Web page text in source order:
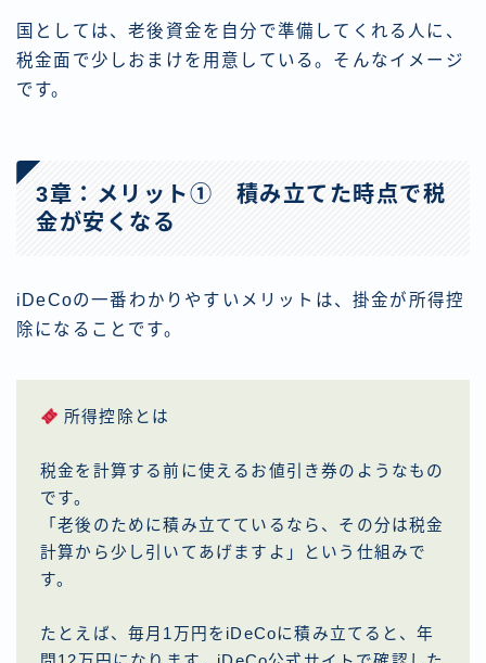
国としては、老後資金を自分で準備してくれる人に、
税金面で少しおまけを用意している。そんなイメージ
です。
3章：メリット① 積み立てた時点で税
金が安くなる
iDeCoの一番わかりやすいメリットは、掛金が所得控
除になることです。
所得控除とは
税金を計算する前に使えるお値引き券のようなもの
です。
「老後のために積み立てているなら、その分は税金
計算から少し引いてあげますよ」という仕組みで
す。
たとえば、毎月1万円をiDeCoに積み立てると、年